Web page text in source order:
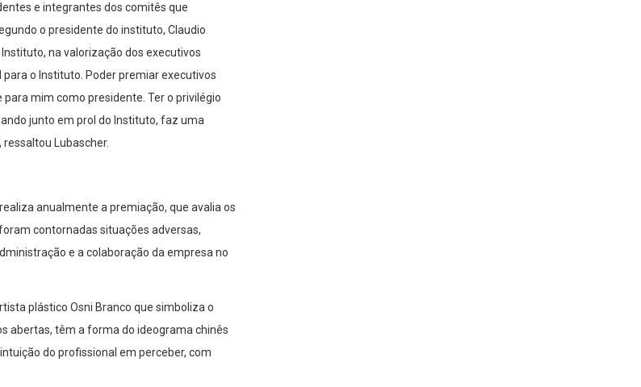
e integrantes dos comitês que
o presidente do instituto, Claudio
na valorização dos executivos
o Instituto. Poder premiar executivos
mim como presidente. Ter o privilégio
junto em prol do Instituto, faz uma
Lubascher.
anualmente a premiação, que avalia os
contornadas situações adversas,
e a colaboração da empresa no
plástico Osni Branco que simboliza o
abertas, têm a forma do ideograma chinês
do profissional em perceber, com